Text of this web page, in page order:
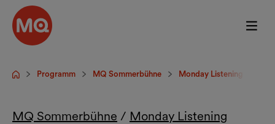
Zum Hauptinhalt springen
StartseiteProgramm MQ Sommerbühne Monday Listening Club
MQ Sommerbühne / Monday Listening